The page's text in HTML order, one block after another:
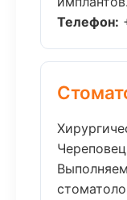
Телефон:
Череповец